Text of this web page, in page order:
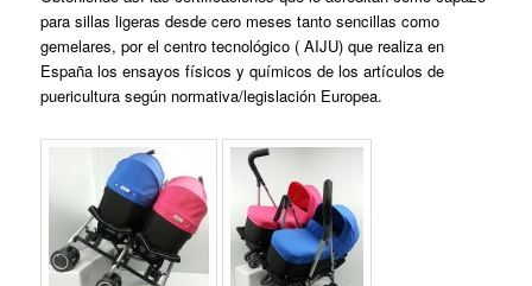
para sillas ligeras desde cero meses tanto sencillas como
gemelares, por el centro tecnológico ( AIJU) que realiza en
España los ensayos físicos y químicos de los artículos de
puericultura según normativa/legislación Europea.